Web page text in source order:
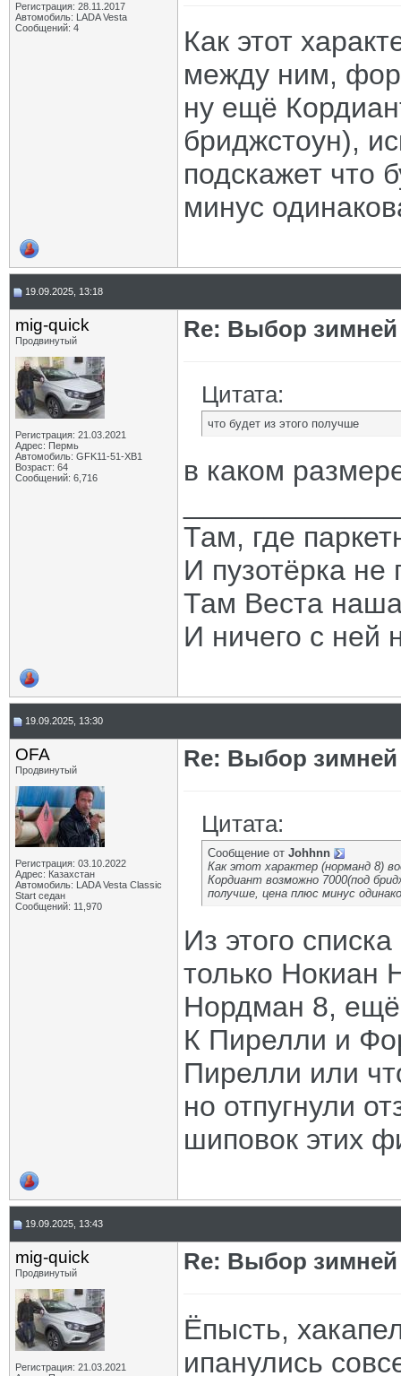
Регистрация: 28.11.2017
Автомобиль: LADA Vesta
Сообщений: 4
Как этот
между ним,
ну ещё
бриджстоун),
подскажет что
минус
19.09.2025, 13:18
mig-quick
Продвинутый
Регистрация: 21.03.2021
Адрес: Пермь
Автомобиль: GFK11-51-ХВ1
Возраст: 64
Сообщений: 6,716
Re: Выбор
Цитата:
что будет из этого получше
в каком
Там, где
И пузотёрка не
Там Веста
И ничего с ней
19.09.2025, 13:30
OFA
Продвинутый
Регистрация: 03.10.2022
Адрес: Казахстан
Автомобиль: LADA Vesta Classic
Start седан
Сообщений: 11,970
Re: Выбор
Цитата:
Сообщение от Johhnn
Как этот характер (норманд 8)
Кордиант возможно 7000(под
получше, цена плюс минус
Из этого
только Нокиан
Нордман 8, ещё
К Пирелли и
Пирелли или
но отпугнули
шиповок этих
19.09.2025, 13:43
mig-quick
Продвинутый
Регистрация: 21.03.2021
Re: Выбор
Ёпысть,
ипанулись